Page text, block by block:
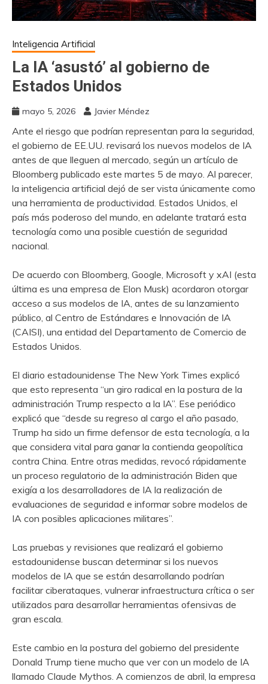
Inteligencia Artificial
La IA ‘asustó’ al gobierno de
Estados Unidos
mayo 5, 2026 Javier Méndez
Ante el riesgo que podrían representan para la seguridad,
el gobierno de EE.UU. revisará los nuevos modelos de IA
antes de que lleguen al mercado, según un artículo de
Bloomberg publicado este martes 5 de mayo. Al parecer,
la inteligencia artificial dejó de ser vista únicamente como
una herramienta de productividad. Estados Unidos, el
país más poderoso del mundo, en adelante tratará esta
tecnología como una posible cuestión de seguridad
nacional.
De acuerdo con Bloomberg, Google, Microsoft y xAI (esta
última es una empresa de Elon Musk) acordaron otorgar
acceso a sus modelos de IA, antes de su lanzamiento
público, al Centro de Estándares e Innovación de IA
(CAISI), una entidad del Departamento de Comercio de
Estados Unidos.
El diario estadounidense The New York Times explicó
que esto representa “un giro radical en la postura de la
administración Trump respecto a la IA”. Ese periódico
explicó que “desde su regreso al cargo el año pasado,
Trump ha sido un firme defensor de esta tecnología, a la
que considera vital para ganar la contienda geopolítica
contra China. Entre otras medidas, revocó rápidamente
un proceso regulatorio de la administración Biden que
exigía a los desarrolladores de IA la realización de
evaluaciones de seguridad e informar sobre modelos de
IA con posibles aplicaciones militares”.
Las pruebas y revisiones que realizará el gobierno
estadounidense buscan determinar si los nuevos
modelos de IA que se están desarrollando podrían
facilitar ciberataques, vulnerar infraestructura crítica o ser
utilizados para desarrollar herramientas ofensivas de
gran escala.
Este cambio en la postura del gobierno del presidente
Donald Trump tiene mucho que ver con un modelo de IA
llamado Claude Mythos. A comienzos de abril, la empresa